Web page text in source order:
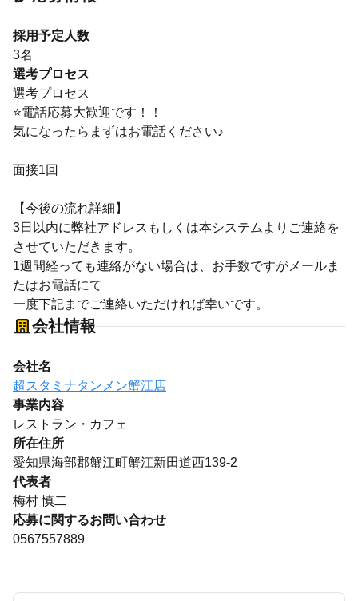
採用予定人数
3名
選考プロセス
選考プロセス
⭐電話応募大歓迎です！！
気になったらまずはお電話ください♪
面接1回
【今後の流れ詳細】
3日以内に弊社アドレスもしくは本システムよりご連絡を
させていただきます。
1週間経っても連絡がない場合は、お手数ですがメールま
たはお電話にて
一度下記までご連絡いただければ幸いです。
会社情報
会社名
超スタミナタンメン蟹江店
事業内容
レストラン・カフェ
所在住所
愛知県海部郡蟹江町蟹江新田道西139-2
代表者
梅村 慎二
応募に関するお問い合わせ
0567557889